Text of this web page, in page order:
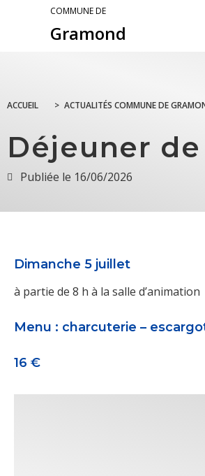
COMMUNE DE
Gramond
ACCUEIL > ACTUALITÉS COMMUNE DE
Déjeuner
Publiée le 16/06/2026
Dimanche 5 juillet
à partie de 8 h à la salle d’animation
Menu : charcuterie –
16 €